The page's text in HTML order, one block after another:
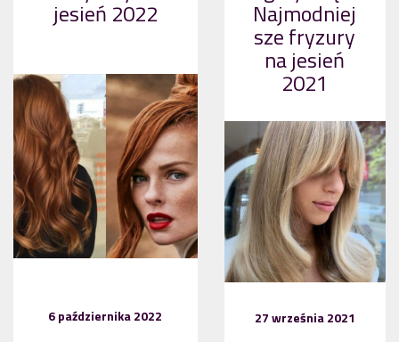
jesień 2022
6 października 2022
Najmodniej
sze fryzury
na jesień
2021
27 września 2021